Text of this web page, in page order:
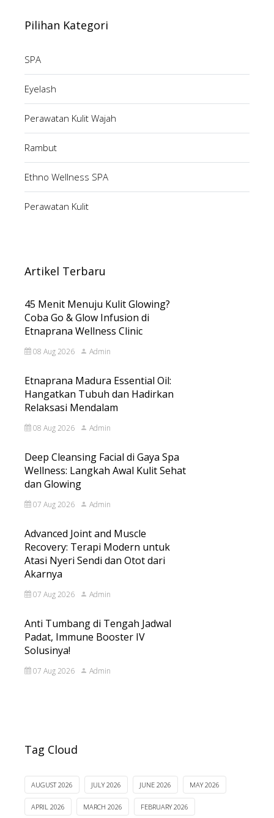
Pilihan Kategori
SPA
Eyelash
Perawatan Kulit Wajah
Rambut
Ethno Wellness SPA
Perawatan Kulit
Artikel Terbaru
45 Menit Menuju Kulit Glowing?
Coba Go & Glow Infusion di
Etnaprana Wellness Clinic
08 Aug 2026 Admin
Etnaprana Madura Essential Oil:
Hangatkan Tubuh dan Hadirkan
Relaksasi Mendalam
08 Aug 2026 Admin
Deep Cleansing Facial di Gaya Spa
Wellness: Langkah Awal Kulit Sehat
dan Glowing
07 Aug 2026 Admin
Advanced Joint and Muscle
Recovery: Terapi Modern untuk
Atasi Nyeri Sendi dan Otot dari
Akarnya
07 Aug 2026 Admin
Anti Tumbang di Tengah Jadwal
Padat, Immune Booster IV
Solusinya!
07 Aug 2026 Admin
Tag Cloud
AUGUST 2026 JULY 2026 JUNE 2026 MAY 2026
APRIL 2026 MARCH 2026 FEBRUARY 2026